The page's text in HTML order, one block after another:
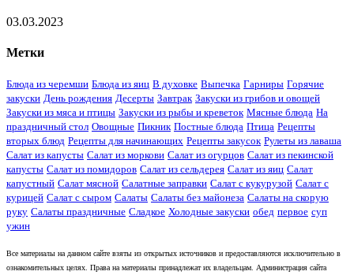
03.03.2023
Метки
Блюда из черемши Блюда из яиц В духовке Выпечка Гарниры Горячие
закуски День рождения Десерты Завтрак Закуски из грибов и овощей
Закуски из мяса и птицы Закуски из рыбы и креветок Мясные блюда На
праздничный стол Овощные Пикник Постные блюда Птица Рецепты
вторых блюд Рецепты для начинающих Рецепты закусок Рулеты из лаваша
Салат из капусты Салат из моркови Салат из огурцов Салат из пекинской
капусты Салат из помидоров Салат из сельдерея Салат из яиц Салат
капустный Салат мясной Салатные заправки Салат с кукурузой Салат с
курицей Салат с сыром Салаты Салаты без майонеза Салаты на скорую
руку Салаты праздничные Сладкое Холодные закуски обед первое суп
ужин
Все материалы на данном сайте взяты из открытых источников и предоставляются исключительно в
ознакомительных целях. Права на материалы принадлежат их владельцам. Администрация сайта